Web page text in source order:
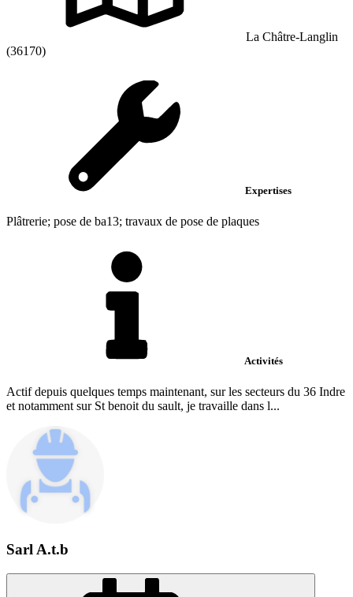
La Châtre-Langlin
(36170)
Expertises
Plâtrerie; pose de ba13; travaux de pose de plaques
Activités
Actif depuis quelques temps maintenant, sur les secteurs du 36 Indre
et notamment sur St benoit du sault, je travaille dans l...
Sarl A.t.b